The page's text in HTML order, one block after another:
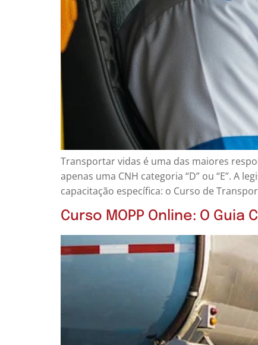
Transportar vidas é uma das maiores
apenas uma CNH categoria “D” ou “E”. A
capacitação específica: o Curso de
Curso MOPP Online: O